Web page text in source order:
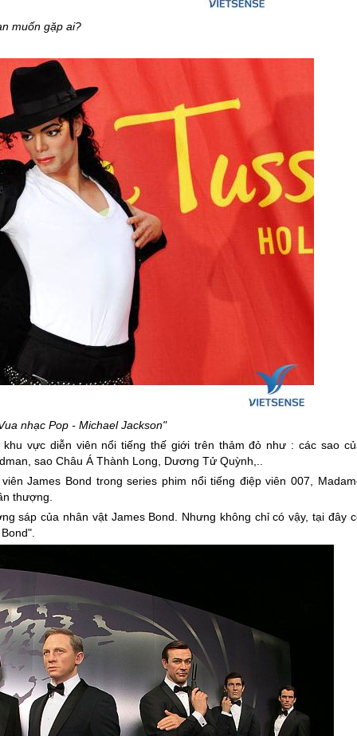
muốn gặp ai?
nhạc Pop - Michael Jackson"
vực diễn viên nổi tiếng thế giới trên thảm đỏ như : các sao
sao Châu Á Thành Long, Dương Tử Quỳnh,..
James Bond trong series phim nổi tiếng điệp viên 007,
thượng.
sáp của nhân vật James Bond. Nhưng không chỉ có vậy, tại đây